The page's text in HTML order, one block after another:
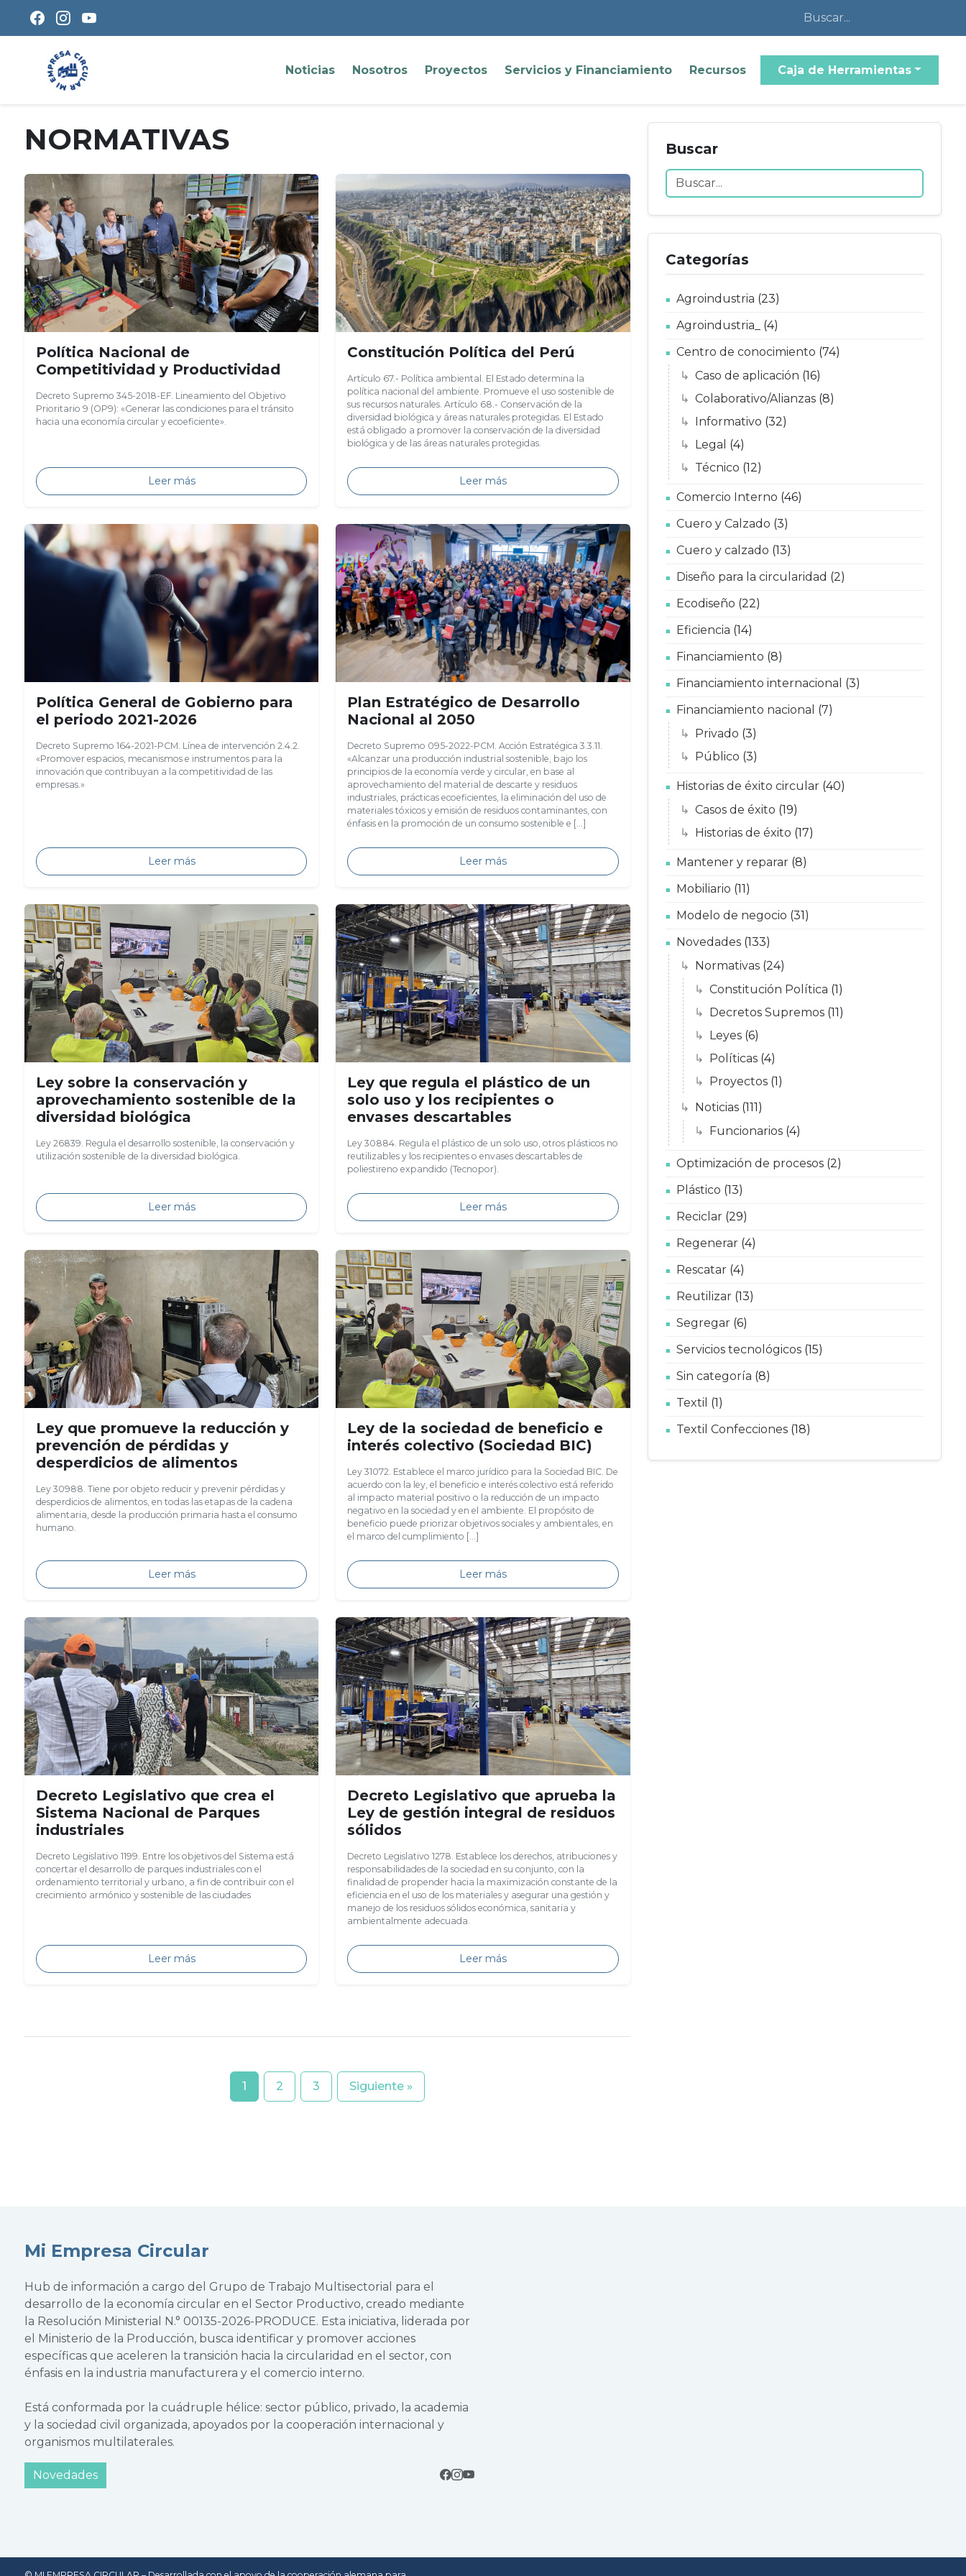
Noticias Nosotros Proyectos Servicios y Financiamiento Recursos Caja de Herramientas
NORMATIVAS
Política Nacional de
Competitividad y Productividad
Decreto Supremo 345-2018-EF. Lineamiento del Objetivo
Prioritario 9 (OP9): «Generar las condiciones para el tránsito
hacia una economía circular y ecoeficiente».
Leer más
Constitución Política del Perú
Artículo 67.- Política ambiental. El Estado determina la
política nacional del ambiente. Promueve el uso sostenible de
sus recursos naturales. Artículo 68.- Conservación de la
diversidad biológica y áreas naturales protegidas. El Estado
está obligado a promover la conservación de la diversidad
biológica y de las áreas naturales protegidas.
Leer más
Política General de Gobierno para
el periodo 2021-2026
Decreto Supremo 164-2021-PCM. Línea de intervención 2.4.2.
«Promover espacios, mecanismos e instrumentos para la
innovación que contribuyan a la competitividad de las
empresas.»
Leer más
Plan Estratégico de Desarrollo
Nacional al 2050
Decreto Supremo 095-2022-PCM. Acción Estratégica 3.3.11.
«Alcanzar una producción industrial sostenible, bajo los
principios de la economía verde y circular, en base al
aprovechamiento del material de descarte y residuos
industriales, prácticas ecoeficientes, la eliminación del uso de
materiales tóxicos y emisión de residuos contaminantes, con
énfasis en la promoción de un consumo sostenible e […]
Leer más
Ley sobre la conservación y
aprovechamiento sostenible de la
diversidad biológica
Ley 26839. Regula el desarrollo sostenible, la conservación y
utilización sostenible de la diversidad biológica.
Leer más
Ley que regula el plástico de un
solo uso y los recipientes o
envases descartables
Ley 30884. Regula el plástico de un solo uso, otros plásticos no
reutilizables y los recipientes o envases descartables de
poliestireno expandido (Tecnopor).
Leer más
Ley que promueve la reducción y
prevención de pérdidas y
desperdicios de alimentos
Ley 30988. Tiene por objeto reducir y prevenir pérdidas y
desperdicios de alimentos, en todas las etapas de la cadena
alimentaria, desde la producción primaria hasta el consumo
humano.
Leer más
Ley de la sociedad de beneficio e
interés colectivo (Sociedad BIC)
Ley 31072. Establece el marco jurídico para la Sociedad BIC. De
acuerdo con la ley, el beneficio e interés colectivo está referido
al impacto material positivo o la reducción de un impacto
negativo en la sociedad y en el ambiente. El propósito de
beneficio puede priorizar objetivos sociales y ambientales, en
el marco del cumplimiento […]
Leer más
Decreto Legislativo que crea el
Sistema Nacional de Parques
industriales
Decreto Legislativo 1199. Entre los objetivos del Sistema está
concertar el desarrollo de parques industriales con el
ordenamiento territorial y urbano, a fin de contribuir con el
crecimiento armónico y sostenible de las ciudades
Leer más
Decreto Legislativo que aprueba la
Ley de gestión integral de residuos
sólidos
Decreto Legislativo 1278. Establece los derechos, atribuciones y
responsabilidades de la sociedad en su conjunto, con la
finalidad de propender hacia la maximización constante de la
eficiencia en el uso de los materiales y asegurar una gestión y
manejo de los residuos sólidos económica, sanitaria y
ambientalmente adecuada.
Leer más
1 2 3 Siguiente »
Buscar
Categorías
Agroindustria (23)
Agroindustria_
(4)
Centro de conocimiento (74)
Caso de aplicación (16)
Colaborativo/Alianzas(8)
Informativo (32)
Legal (4)
Técnico (12)
Comercio Interno (46)
Cuero y Calzado (3)
Cuero y calzado (13)
Diseño para la circularidad (2)
Ecodiseño (22)
Eficiencia (14)
Financiamiento (8)
Financiamiento internacional (3)
Financiamiento nacional (7)
Privado (3)
Público (3)
Historias de éxito circular(40)
Casos de éxito (19)
Historias de éxito (17)
Mantener y reparar(8)
Mobiliario (11)
Modelo de negocio (31)
Novedades(133)
Normativas(24)
Constitución Política (1)
Decretos Supremos(11)
Leyes(6)
Políticas(4)
Proyectos(1)
Noticias(111)
Funcionarios(4)
Optimización de procesos(2)
Plástico (13)
Reciclar(29)
Regenerar(4)
Rescatar(4)
Reutilizar(13)
Segregar(6)
Servicios tecnológicos(15)
Sin categoría (8)
Textil (1)
Textil Confecciones(18)
Mi Empresa Circular
Hub de información a cargo del Grupo de Trabajo Multisectorial para el
desarrollo de la economía circular en el Sector Productivo, creado mediante
la Resolución Ministerial N.° 00135-2026-PRODUCE. Esta iniciativa, liderada por
el Ministerio de la Producción, busca identificar y promover acciones
específicas que aceleren la transición hacia la circularidad en el sector, con
énfasis en la industria manufacturera y el comercio interno.
Está conformada por la cuádruple hélice: sector público, privado, la academia
y la sociedad civil organizada, apoyados por la cooperación internacional y
organismos multilaterales.
Novedades